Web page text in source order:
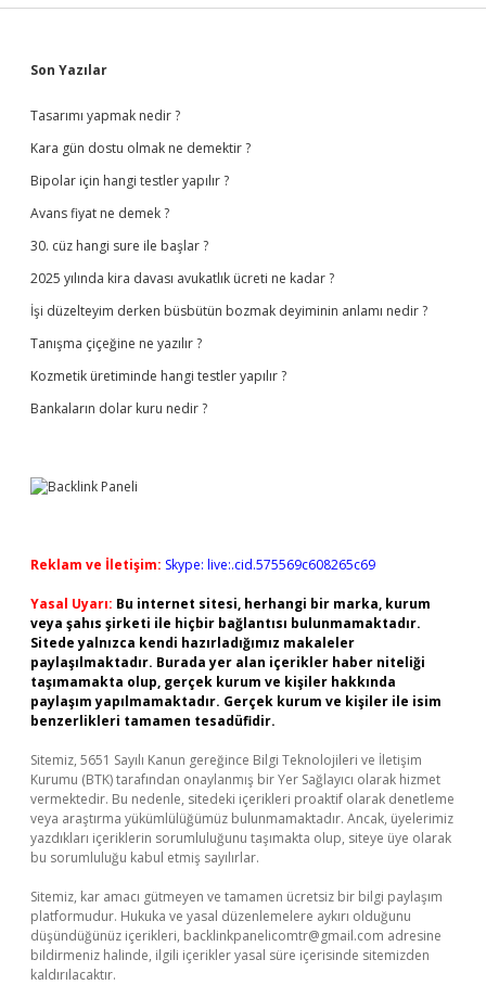
Sidebar
Son Yazılar
Tasarımı yapmak nedir ?
Kara gün dostu olmak ne demektir ?
Bipolar için hangi testler yapılır ?
Avans fiyat ne demek ?
30. cüz hangi sure ile başlar ?
2025 yılında kira davası avukatlık ücreti ne kadar ?
İşi düzelteyim derken büsbütün bozmak deyiminin anlamı nedir ?
Tanışma çiçeğine ne yazılır ?
Kozmetik üretiminde hangi testler yapılır ?
Bankaların dolar kuru nedir ?
Reklam ve İletişim: Skype: live:.cid.575569c608265c69
Yasal Uyarı: Bu internet sitesi, herhangi bir marka, kurum
veya şahıs şirketi ile hiçbir bağlantısı bulunmamaktadır.
Sitede yalnızca kendi hazırladığımız makaleler
paylaşılmaktadır. Burada yer alan içerikler haber niteliği
taşımamakta olup, gerçek kurum ve kişiler hakkında
paylaşım yapılmamaktadır. Gerçek kurum ve kişiler ile isim
benzerlikleri tamamen tesadüfidir.
Sitemiz, 5651 Sayılı Kanun gereğince Bilgi Teknolojileri ve İletişim
Kurumu (BTK) tarafından onaylanmış bir Yer Sağlayıcı olarak hizmet
vermektedir. Bu nedenle, sitedeki içerikleri proaktif olarak denetleme
veya araştırma yükümlülüğümüz bulunmamaktadır. Ancak, üyelerimiz
yazdıkları içeriklerin sorumluluğunu taşımakta olup, siteye üye olarak
bu sorumluluğu kabul etmiş sayılırlar.
Sitemiz, kar amacı gütmeyen ve tamamen ücretsiz bir bilgi paylaşım
platformudur. Hukuka ve yasal düzenlemelere aykırı olduğunu
düşündüğünüz içerikleri, backlinkpanelicomtr@gmail.com adresine
bildirmeniz halinde, ilgili içerikler yasal süre içerisinde sitemizden
kaldırılacaktır.